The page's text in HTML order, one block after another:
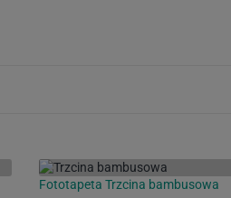
Fototapeta Trzcina bambusowa